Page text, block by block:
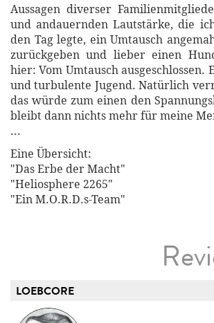
Aussagen diverser
und andauernden Lautstärke, die
den Tag legte, ein Umtausch
zurückgeben und lieber einen
hier: Vom Umtausch
und turbulente Jugend. Natürlich
das würde zum einen den
bleibt dann nichts mehr für meine
...
Eine Übersicht:
"Das Erbe der Macht"
"Heliosphere 2265"
"Ein M.O.R.D.s-Team"
LOEBCORE